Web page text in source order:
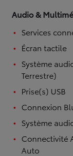
Audio &
Services
Écran tactile
Système
Terrestre)
Prise(s) USB
Connexion
Système
Connectivité
Auto